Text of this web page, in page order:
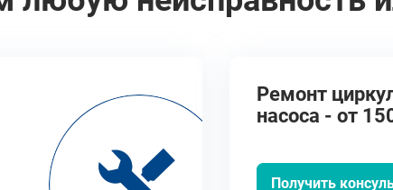
Ремонт
насоса - от
Получить